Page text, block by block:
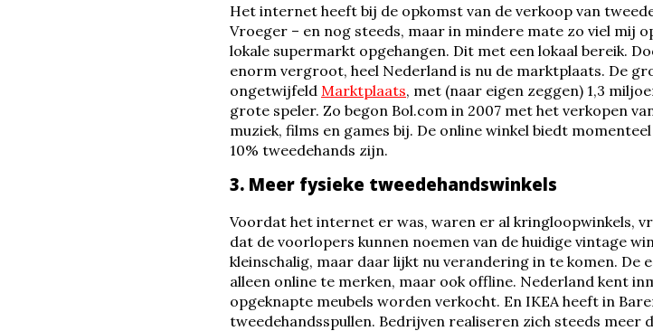
Het internet heeft bij de opkomst van de verkoop van
Vroeger – en nog steeds, maar in mindere mate zo viel mij
lokale supermarkt opgehangen. Dit met een lokaal bereik.
enorm vergroot, heel Nederland is nu de marktplaats. De
ongetwijfeld Marktplaats, met (naar eigen zeggen) 1,3
grote speler. Zo begon Bol.com in 2007 met het verkopen
muziek, films en games bij. De online winkel biedt
10% tweedehands zijn.
3. Meer fysieke tweedehandswinkels
Voordat het internet er was, waren er al kringloopwinkels,
dat de voorlopers kunnen noemen van de huidige vintage
kleinschalig, maar daar lijkt nu verandering in te komen.
alleen online te merken, maar ook offline. Nederland kent
opgeknapte meubels worden verkocht. En IKEA heeft in
tweedehandsspullen. Bedrijven realiseren zich steeds meer